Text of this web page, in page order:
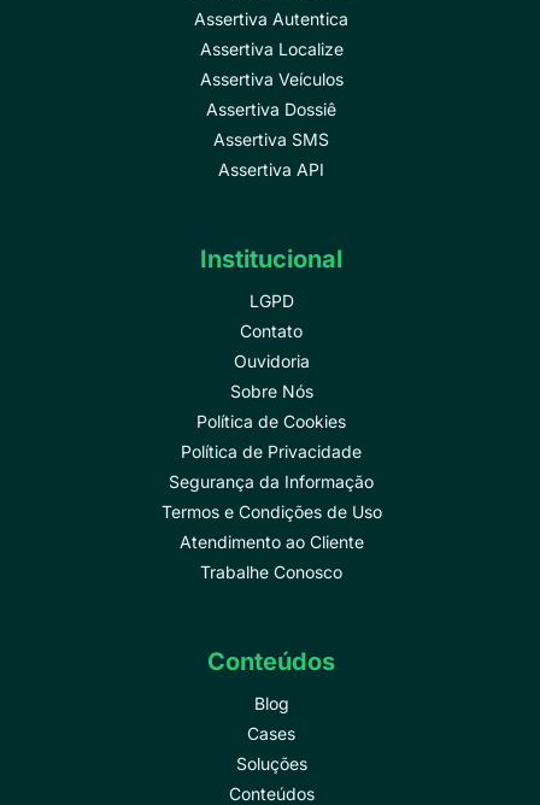
Assertiva Autentica
Assertiva Localize
Assertiva Veículos
Assertiva Dossiê
Assertiva SMS
Assertiva API
Institucional
LGPD
Contato
Ouvidoria
Sobre Nós
Política de Cookies
Política de Privacidade
Segurança da Informação
Termos e Condições de Uso
Atendimento ao Cliente
Trabalhe Conosco
Conteúdos
Blog
Cases
Soluções
Conteúdos